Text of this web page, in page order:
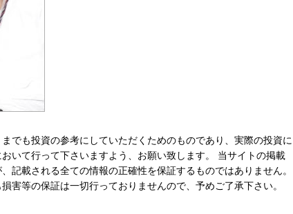
でも投資の参考にしていただくためのものであり、実際の投資に
いて行って下さいますよう、お願い致します。 当サイトの掲載
記載される全ての情報の正確性を保証するものではありません。
害等の保証は一切行っておりませんので、予めご了承下さい。